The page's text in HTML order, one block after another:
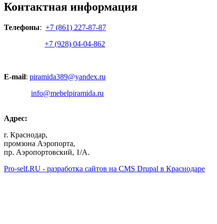
Контактная информация
Телефоны: +7 (861) 227-87-87
+7 (928) 04-04-862
E-mail: piramida389@yandex.ru
info@mebelpiramida.ru
Адрес:
г. Краснодар,
промзона Аэропорта,
пр. Аэропортовский, 1/А.
Pro-self.RU - разработка сайтов на CMS Drupal в Краснодаре